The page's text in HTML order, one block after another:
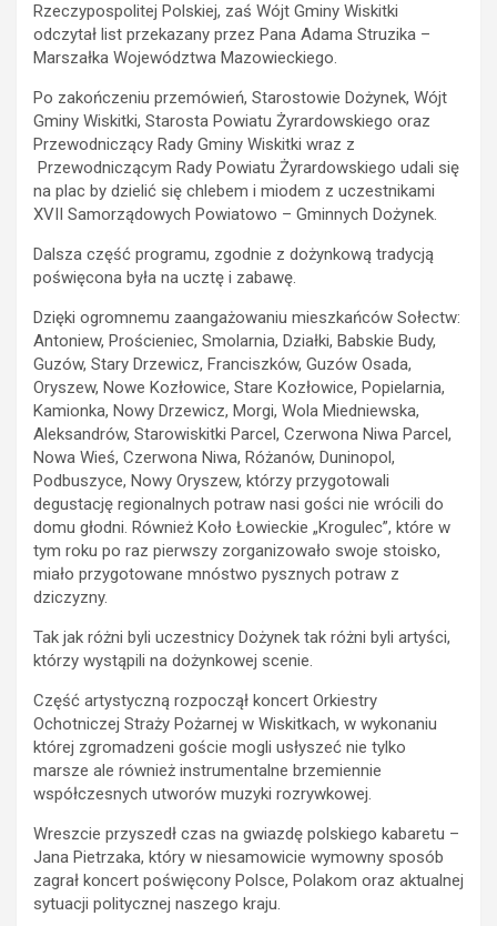
Rzeczypospolitej Polskiej, zaś Wójt Gminy Wiskitki
odczytał list przekazany przez Pana Adama Struzika –
Marszałka Województwa Mazowieckiego.
Po zakończeniu przemówień, Starostowie Dożynek, Wójt
Gminy Wiskitki, Starosta Powiatu Żyrardowskiego oraz
Przewodniczący Rady Gminy Wiskitki wraz z
Przewodniczącym Rady Powiatu Żyrardowskiego udali się
na plac by dzielić się chlebem i miodem z uczestnikami
XVII Samorządowych Powiatowo – Gminnych Dożynek.
Dalsza część programu, zgodnie z dożynkową tradycją
poświęcona była na ucztę i zabawę.
Dzięki ogromnemu zaangażowaniu mieszkańców Sołectw:
Antoniew, Prościeniec, Smolarnia, Działki, Babskie Budy,
Guzów, Stary Drzewicz, Franciszków, Guzów Osada,
Oryszew, Nowe Kozłowice, Stare Kozłowice, Popielarnia,
Kamionka, Nowy Drzewicz, Morgi, Wola Miedniewska,
Aleksandrów, Starowiskitki Parcel, Czerwona Niwa Parcel,
Nowa Wieś, Czerwona Niwa, Różanów, Duninopol,
Podbuszyce, Nowy Oryszew, którzy przygotowali
degustację regionalnych potraw nasi gości nie wrócili do
domu głodni. Również Koło Łowieckie „Krogulec”, które w
tym roku po raz pierwszy zorganizowało swoje stoisko,
miało przygotowane mnóstwo pysznych potraw z
dziczyzny.
Tak jak różni byli uczestnicy Dożynek tak różni byli artyści,
którzy wystąpili na dożynkowej scenie.
Część artystyczną rozpoczął koncert Orkiestry
Ochotniczej Straży Pożarnej w Wiskitkach, w wykonaniu
której zgromadzeni goście mogli usłyszeć nie tylko
marsze ale również instrumentalne brzemiennie
współczesnych utworów muzyki rozrywkowej.
Wreszcie przyszedł czas na gwiazdę polskiego kabaretu –
Jana Pietrzaka, który w niesamowicie wymowny sposób
zagrał koncert poświęcony Polsce, Polakom oraz aktualnej
sytuacji politycznej naszego kraju.